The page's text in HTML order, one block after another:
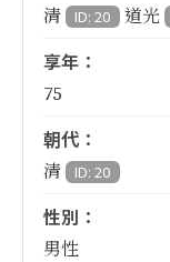
清 ID: 20 道光
享年：
75
朝代：
清 ID: 20
性別：
男性